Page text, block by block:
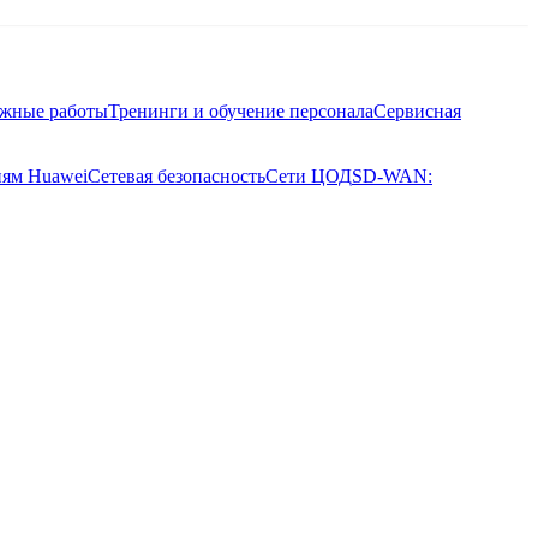
работыТренинги и обучение персоналаСервисная
HuaweiСетевая безопасностьСети ЦОДSD-WAN: